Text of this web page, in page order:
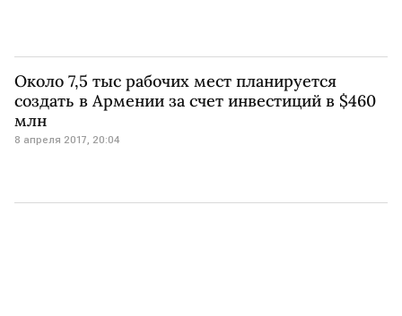
Около 7,5 тыс рабочих мест планируется
создать в Армении за счет инвестиций в $460
млн
8 апреля 2017, 20:04